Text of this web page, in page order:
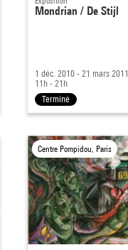
Mondrian / De Stijl
1 déc. 2010 - 21 mars 2011
11h - 21h
Terminé
Centre Pompidou, Paris